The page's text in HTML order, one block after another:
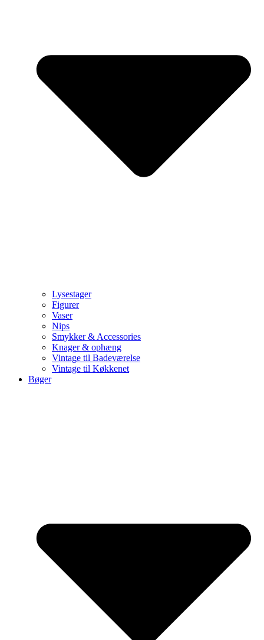
Lysestager
Figurer
Vaser
Nips
Smykker & Accessories
Knager & ophæng
Vintage til Badeværelse
Vintage til Køkkenet
Bøger